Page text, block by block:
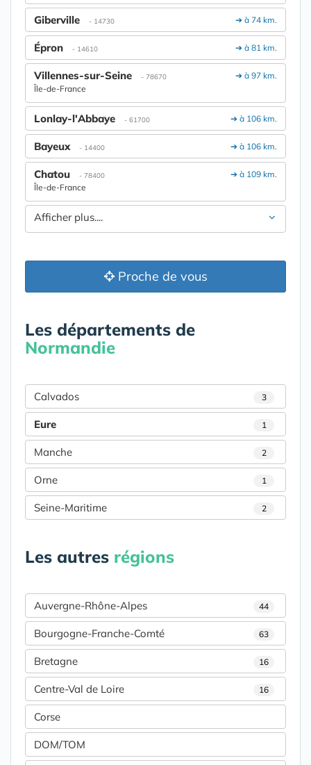
➔ à 74 km.
Giberville - 14730
➔ à 81 km.
Épron - 14610
➔ à 97 km.
Villennes-sur-Seine - 78670
Île-de-France
➔ à 106 km.
Lonlay-l'Abbaye - 61700
➔ à 106 km.
Bayeux - 14400
➔ à 109 km.
Chatou - 78400
Île-de-France
Afficher plus....
Proche de vous
Les départements de
Normandie
Calvados 3
Eure 1
Manche 2
Orne 1
Seine-Maritime 2
Les autres régions
Auvergne-Rhône-Alpes 44
Bourgogne-Franche-Comté 63
Bretagne 16
Centre-Val de Loire 16
Corse
DOM/TOM